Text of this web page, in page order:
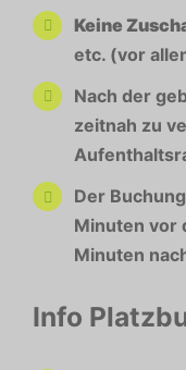
Keine
etc. (vor
Nach der
zeitnah zu
Der
Minuten vor
Minuten
Info